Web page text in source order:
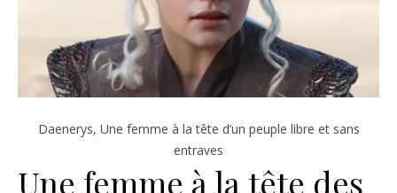
Daenerys, Une femme à la tête d’un peuple libre et sans
entraves
Une femme à la tête des